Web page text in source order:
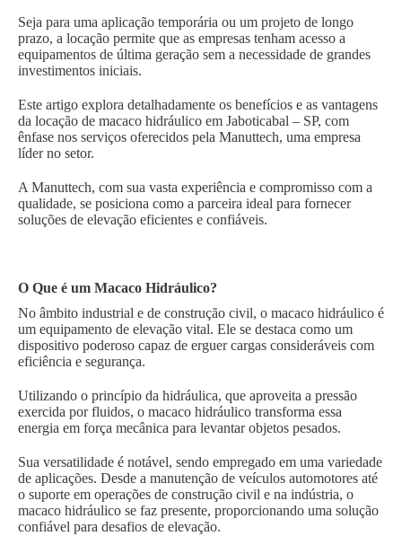
Seja para uma aplicação temporária ou um projeto de longo
prazo, a locação permite que as empresas tenham acesso a
equipamentos de última geração sem a necessidade de grandes
investimentos iniciais.
Este artigo explora detalhadamente os benefícios e as vantagens
da locação de macaco hidráulico em Jaboticabal – SP, com
ênfase nos serviços oferecidos pela Manuttech, uma empresa
líder no setor.
A Manuttech, com sua vasta experiência e compromisso com a
qualidade, se posiciona como a parceira ideal para fornecer
soluções de elevação eficientes e confiáveis.
O Que é um Macaco Hidráulico?
No âmbito industrial e de construção civil, o macaco hidráulico é
um equipamento de elevação vital. Ele se destaca como um
dispositivo poderoso capaz de erguer cargas consideráveis com
eficiência e segurança.
Utilizando o princípio da hidráulica, que aproveita a pressão
exercida por fluidos, o macaco hidráulico transforma essa
energia em força mecânica para levantar objetos pesados.
Sua versatilidade é notável, sendo empregado em uma variedade
de aplicações. Desde a manutenção de veículos automotores até
o suporte em operações de construção civil e na indústria, o
macaco hidráulico se faz presente, proporcionando uma solução
confiável para desafios de elevação.